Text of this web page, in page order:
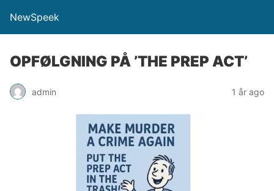
NewSpeek
OPFØLGNING PÅ ’THE PREP ACT’
admin 1 år ago